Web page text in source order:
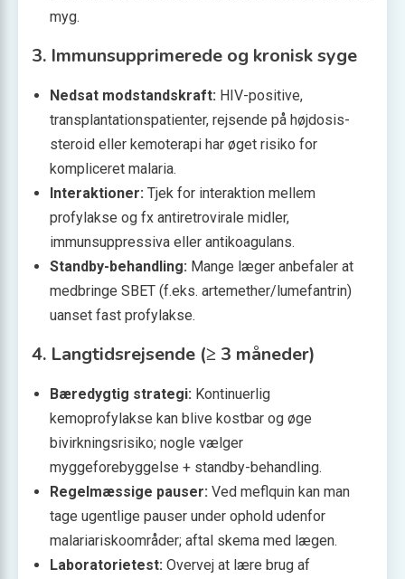
myg.
3. Immun­supprimerede og kronisk syge
Nedsat modstandskraft: HIV-positive,
transplantationspatienter, rejsende på højdosis-
steroid eller kemoterapi har øget risiko for
kompliceret malaria.
Interaktioner: Tjek for interaktion mellem
profylakse og fx antiretrovirale midler,
immunsuppressiva eller antikoagulans.
Standby-behandling: Mange læger anbefaler at
medbringe SBET (f.eks. artemether/lumefantrin)
uanset fast profylakse.
4. Langtidsrejsende (≥ 3 måneder)
Bæredygtig strategi: Kontinuerlig
kemoprofylakse kan blive kostbar og øge
bivirkningsrisiko; nogle vælger
myggeforebyggelse + standby-behandling.
Regelmæssige pauser: Ved meflquin kan man
tage ugentlige pauser under ophold udenfor
malariariskoområder; aftal skema med lægen.
Laboratorietest: Overvej at lære brug af